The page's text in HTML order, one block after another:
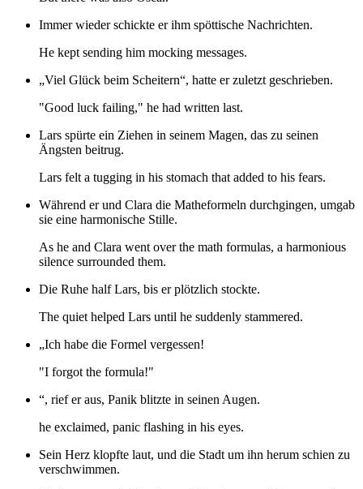
Immer wieder schickte er ihm spöttische Nachrichten.
He kept sending him mocking messages.
„Viel Glück beim Scheitern“, hatte er zuletzt geschrieben.
"Good luck failing," he had written last.
Lars spürte ein Ziehen in seinem Magen, das zu seinen
Ängsten beitrug.
Lars felt a tugging in his stomach that added to his fears.
Während er und Clara die Matheformeln durchgingen, umgab
sie eine harmonische Stille.
As he and Clara went over the math formulas, a harmonious
silence surrounded them.
Die Ruhe half Lars, bis er plötzlich stockte.
The quiet helped Lars until he suddenly stammered.
„Ich habe die Formel vergessen!
"I forgot the formula!"
“, rief er aus, Panik blitzte in seinen Augen.
he exclaimed, panic flashing in his eyes.
Sein Herz klopfte laut, und die Stadt um ihn herum schien zu
verschwimmen.